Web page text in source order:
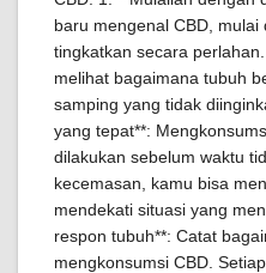
baru mengenal CBD, mulai
tingkatkan secara
melihat bagaimana tubuh
samping yang tidak
yang tepat**:
dilakukan sebelum waktu
kecemasan, kamu bisa
mendekati situasi yang
respon tubuh**: Catat
mengkonsumsi CBD.